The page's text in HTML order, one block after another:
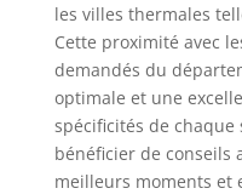
les villes thermales
Cette proximité avec
demandés du
optimale et une
spécificités de chaque
bénéficier de conseils
meilleurs moments et